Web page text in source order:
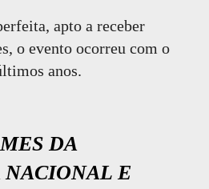
apto a receber
o evento ocorreu com o
anos.
DA
E